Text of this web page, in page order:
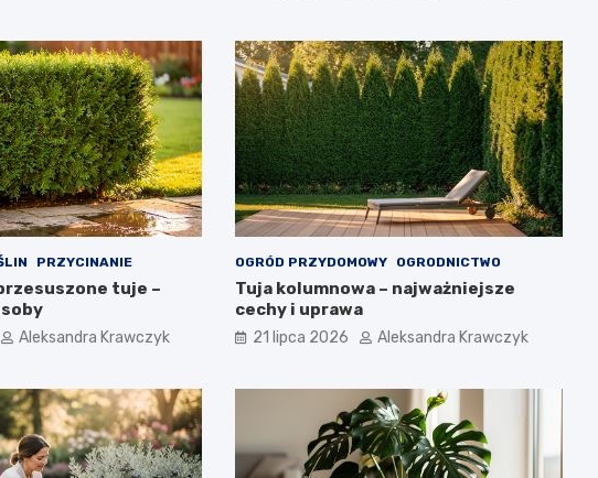
PRZYCINANIE
tuje –
Aleksandra Krawczyk
OGRÓD PRZYDOMOWY OGRODNICTWO
Tuja kolumnowa – najważniejsze
cechy i uprawa
21 lipca 2026 Aleksandra Krawczyk